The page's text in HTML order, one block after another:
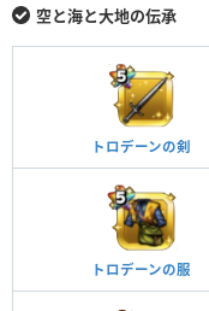
空と海と大地の伝承
トロデーンの剣
トロデーンの服